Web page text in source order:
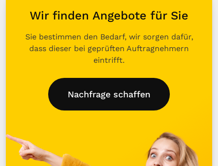
Wir finden Angebote für Sie
Sie bestimmen den Bedarf, wir sorgen dafür,
dass dieser bei geprüften Auftragnehmern
eintrifft.
Nachfrage schaffen